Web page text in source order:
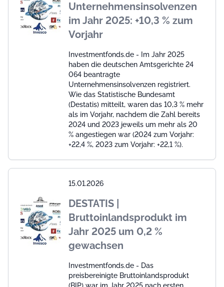
Unternehmensinsolvenzen
im Jahr 2025: +10,3 % zum
Vorjahr
Investmentfonds.de - Im Jahr 2025
haben die deutschen Amtsgerichte 24
064 beantragte
Unternehmensinsolvenzen registriert.
Wie das Statistische Bundesamt
(Destatis) mitteilt, waren das 10,3 % mehr
als im Vorjahr, nachdem die Zahl bereits
2024 und 2023 jeweils um mehr als 20
% angestiegen war (2024 zum Vorjahr:
+22,4 %, 2023 zum Vorjahr: +22,1 %).
15.01.2026
DESTATIS |
Bruttoinlandsprodukt im
Jahr 2025 um 0,2 %
gewachsen
Investmentfonds.de - Das
preisbereinigte Bruttoinlandsprodukt